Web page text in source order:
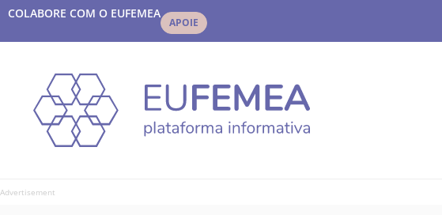
COLABORE COM O EUFEMEA
APOIE
Advertisement